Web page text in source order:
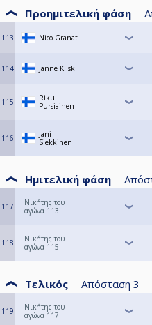
Προημιτελική φάση
113 Nico Granat
114 Janne Kiiski
115
Riku
Pursiainen
116
Jani
Siekkinen
Ημιτελική φάση
117
Νικήτης του
αγώνα 113
118
Νικήτης του
αγώνα 115
Τελικός Απόσταση 3
119
Νικήτης του
αγώνα 117